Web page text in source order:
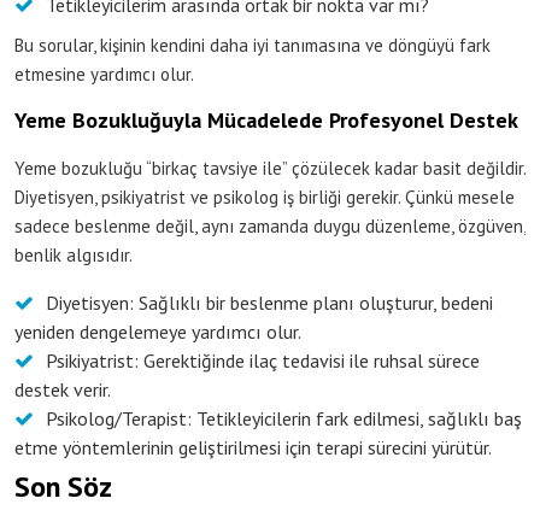
Bu sorular, kişinin kendini daha iyi tanımasına ve döngüyü fark
etmesine yardımcı olur.
Yeme Bozukluğuyla Mücadelede Profesyonel Destek
Yeme bozukluğu “birkaç tavsiye ile” çözülecek kadar basit değildir.
Diyetisyen, psikiyatrist ve psikolog iş birliği gerekir. Çünkü mesele
sadece beslenme değil, aynı zamanda duygu düzenleme, özgüven,
benlik algısıdır.
Diyetisyen: Sağlıklı bir beslenme planı oluşturur, bedeni
yeniden dengelemeye yardımcı olur.
Psikiyatrist: Gerektiğinde ilaç tedavisi ile ruhsal sürece
destek verir.
Psikolog/Terapist: Tetikleyicilerin fark edilmesi, sağlıklı baş
etme yöntemlerinin geliştirilmesi için terapi sürecini yürütür.
Son Söz